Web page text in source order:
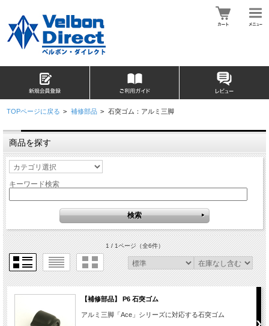
TOPページに戻る > 補修部品 > 石突ゴム：アルミ三脚
商品を探す
キーワード検索
1 / 1ページ（全6件）
【補修部品】 P6 石突ゴム
アルミ三脚「Ace」シリーズに対応する石突ゴム